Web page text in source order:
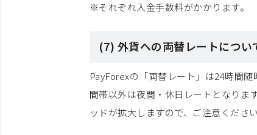
※それぞれ入金手数料がかかります。
(7) 外貨への両替レートについ
PayForexの「両替レート」は24時間
間帯以外は夜間・休日レートとなりま
ッドが拡大しますので、ご注意ください